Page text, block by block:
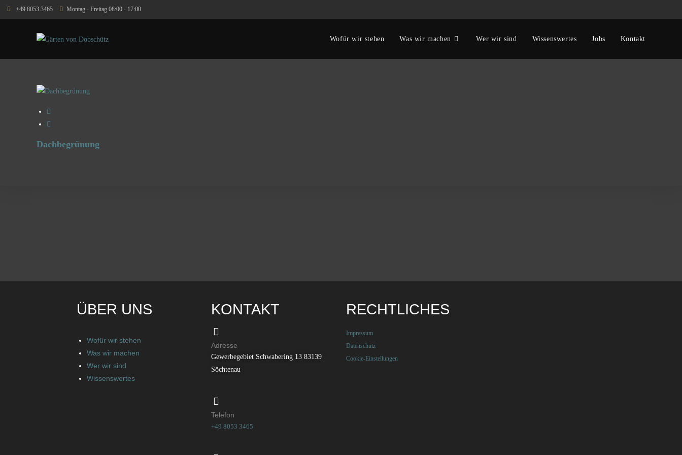
+49 8053 3465 Montag - Freitag 08:00 - 17:00
Wofür wir stehen Was wir machen Wer wir sind Wissenswertes Jobs Kontakt
Dachbegrünung
ÜBER UNS
Wofür wir stehen
Was wir machen
Wer wir sind
Wissenswertes
KONTAKT
Adresse
Gewerbegebiet Schwabering 13 83139
Söchtenau
Telefon
+49 8053 3465
RECHTLICHES
Impressum
Datenschutz
Cookie-Einstellungen